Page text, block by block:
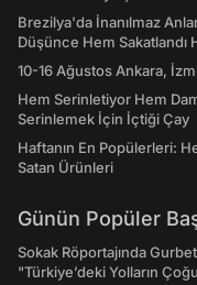
Brezilya'da İnanılmaz
Düşünce Hem Sakatlandı
10-16 Ağustos Ankara,
Hem Serinletiyor Hem
Serinlemek İçin İçtiği Çay
Haftanın En Popülerleri:
Satan Ürünleri
Günün Popüler
Sokak Röportajında
"Türkiye’deki Yolların